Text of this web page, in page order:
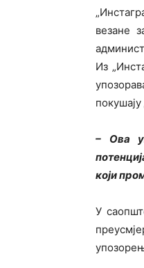
везане
Из
– Ова
који
У